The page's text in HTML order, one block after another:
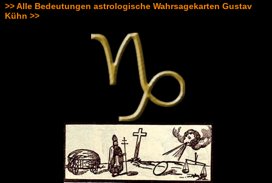
>> Alle Bedeutungen astrologische Wahrsagekarten Gustav
Kühn >>